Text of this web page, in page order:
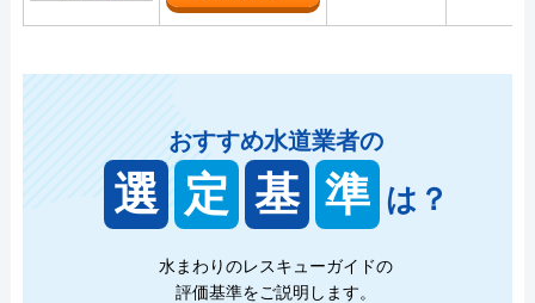
おすすめ水道業者の
選 定 基 準 は？
水まわりのレスキューガイドの
評価基準をご説明します。